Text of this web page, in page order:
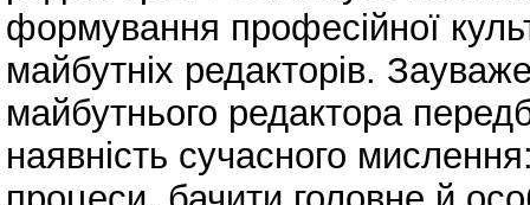
формування професійної
майбутніх редакторів.
майбутнього редактора
наявність сучасного